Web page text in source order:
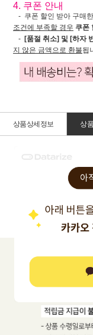
4. 쿠폰 안내
- 쿠폰 할인 받아 구매
조건에 부족할 경우 쿠폰
- [품절 취소] 및 [하자
지 않은 금액으로 환불됩
상품상세정보 상